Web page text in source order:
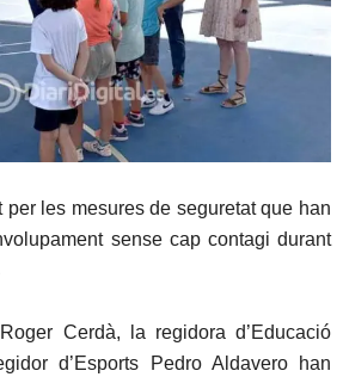
per les mesures de seguretat que han
sense cap contagi durant
Cerdà, la regidora d’Educació
d’Esports Pedro Aldavero han